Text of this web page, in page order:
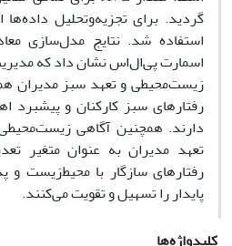
استفاده شد. نتایج مدل‌سازی
اسمارت پی‌ال‌اس نشان داد که
زیست‌محیطی و تعهد سبز مدیران
رفتارهای سبز کارکنان و
دارند. همچنین آگاهی
تعهد مدیران به عنوان متغیر
رفتارهای سازگار با
پایدار را تسهیل و تقویت می‌کنند.
کلیدواژه‌ها